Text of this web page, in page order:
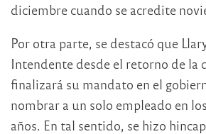
diciembre cuando se acredite
Por otra parte, se destacó que
Intendente desde el retorno de la
finalizará su mandato en el
nombrar a un solo empleado en
años. En tal sentido, se hizo